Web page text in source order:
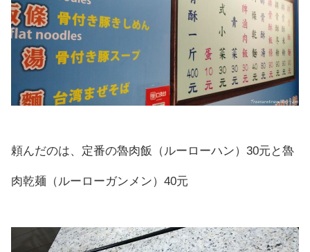
頼んだのは、定番の魯肉飯（ルーローハン）30元と魯
肉乾麺（ルーローガンメン）40元